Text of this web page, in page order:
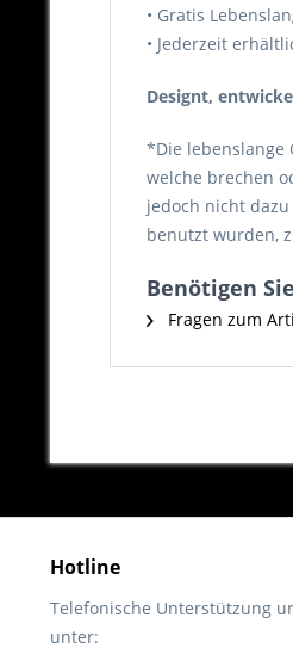
• Gratis
• Jederzeit
Designt,
*Die lebenslange
welche brechen
jedoch nicht
benutzt wurden,
Benötigen
Fragen zum
Hotline
Telefonische Unterstützung
unter: